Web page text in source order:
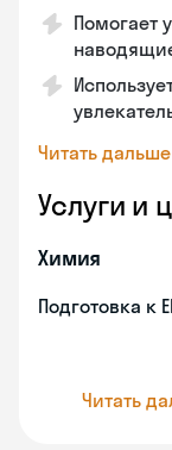
Помогает
Читать дальше
Услуги и
Химия
Подготовка к
Читать